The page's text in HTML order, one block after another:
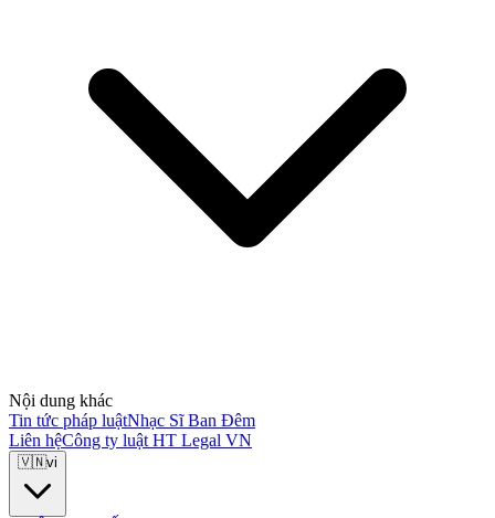
Nội dung khác
Tin tức pháp luậtNhạc Sĩ Ban Đêm
Liên hệCông ty luật HT Legal VN
🇻🇳vi